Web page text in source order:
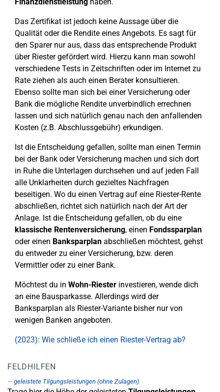
Das Zertifikat ist jedoch keine Aussage über die
Qualität oder die Rendite eines Angebots. Es sagt für
den Sparer nur aus, dass das entsprechende Produkt
über Riester gefördert wird. Hierzu kann man sowohl
verschiedene Tests in Zeitschriften oder im Internet zu
Rate ziehen als auch einen Berater konsultieren.
Ebenso sollte man sich bei einer Versicherung oder
Bank die mögliche Rendite unverbindlich errechnen
lassen und sich natürlich genau nach den anfallenden
Kosten (z.B. Abschlussgebühr) erkundigen.
Ist die Entscheidung gefallen, sollte man einen Termin
bei der Bank oder Versicherung machen und sich dort
in Ruhe die Unterlagen durchsehen und auf jeden Fall
alle Unklarheiten durch gezieltes Nachfragen
beseitigen. Wo du einen Vertrag auf eine Riester-Rente
abschließen, richtet sich natürlich nach der Art der
Anlage. Ist die Entscheidung gefallen, ob du eine
klassische Rentenversicherung, einen Fondssparplan
oder einen Banksparplan abschließen möchtest, gehst
du entweder zu einer Versicherung, bzw. deren
Vermittler oder zu einer Bank.
Möchtest du in Wohn-Riester investieren, wende dich
an eine Bausparkasse. Allerdings wird der
Banksparplan als Riester-Variante bisher nur von
wenigen Banken angeboten.
(2023): Wie schließe ich einen Riester-Vertrag ab?
FELDHILFEN
geleistete Tilgungsleistungen (ohne Zulagen)